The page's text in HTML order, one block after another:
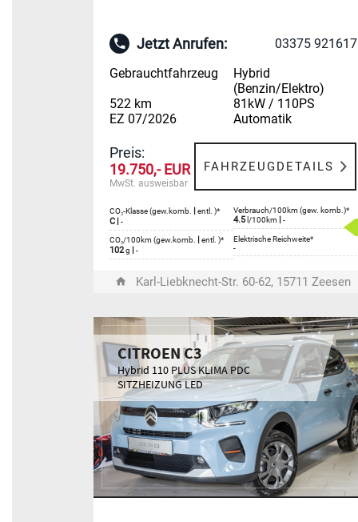
Jetzt Anrufen:
03375 921617
Gebrauchtfahrzeug
Hybrid
(Benzin/Elektro)
522 km
81kW / 110PS
EZ 07/2026
Automatik
Preis:
19.750,- EUR
MwSt. ausweisbar
FAHRZEUGDETAILS
CO₂-Klasse (gew.komb. | entl. )*
C | -
Verbrauch/100km (gew. komb.)*
4.5 l/100km | -
CO₂/100km (gew.komb. | entl. )*
102g | -
Elektrische Reichweite*
-
Karl-Liebknecht-Str. 60-62, 15711 Zeesen
CITROEN C3
Hybrid 110 PLUS KLIMA PDC
SITZHEIZUNG LED